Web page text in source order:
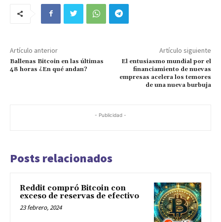
Artículo anterior
Ballenas Bitcoin en las últimas
48 horas ¿En qué andan?
Artículo siguiente
El entusiasmo mundial por el
financiamiento de nuevas
empresas acelera los temores
de una nueva burbuja
- Publicidad -
Posts relacionados
Reddit compró Bitcoin con
exceso de reservas de efectivo
23 febrero, 2024